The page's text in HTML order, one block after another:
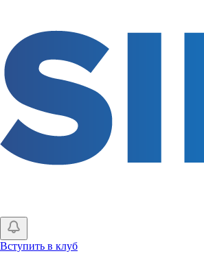
основному
содержанию
Вступить в клуб